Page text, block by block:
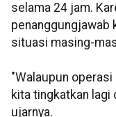
selama 24 jam.
penanggungjawab
situasi masing-
"Walaupun
kita tingkatkan lagi
ujarnya.